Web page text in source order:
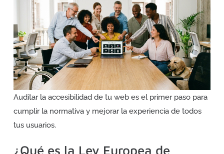
Auditar la accesibilidad de tu web es el primer paso para
cumplir la normativa y mejorar la experiencia de todos
tus usuarios.
¿Qué es la Ley Europea de